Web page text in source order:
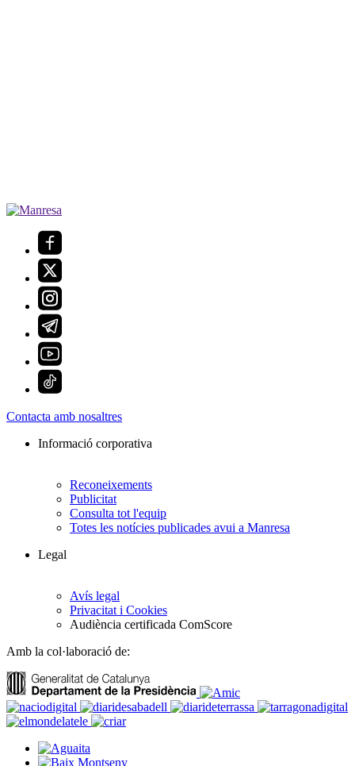
Contacta amb nosaltres
Informació corporativa
Reconeixements
Publicitat
Consulta tot l'equip
Totes les notícies publicades avui a Manresa
Legal
Avís legal
Privacitat i Cookies
Audiència certificada ComScore
Amb la col·laboració de: